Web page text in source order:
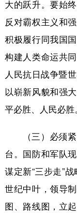
大的跃升。要始
反对霸权主义和
积极履行同我国
构建人类命运共
人民抗日战争暨
以崭新风貌和强
平必胜、人民必胜
（三）必须紧
台。国防和军队
谋定新“三步走”
世纪中叶，领导
图、路线图，立